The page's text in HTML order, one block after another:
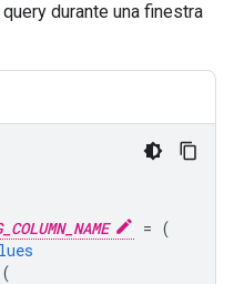
durante una finestra
= (
(